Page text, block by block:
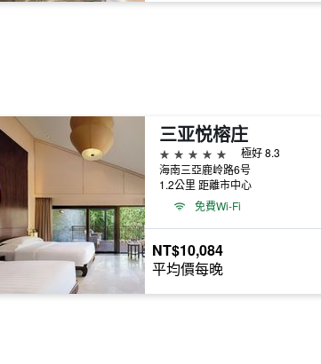
三亚悦榕庄
5星級
極好 8.3
海南三亞鹿岭路6号
1.2公里 距離市中心
免費Wi-Fi
NT$10,084
平均價每晚